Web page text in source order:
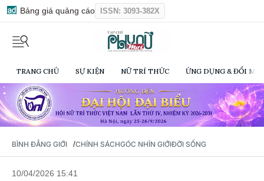
Bảng giá quảng cáo ISSN: 3093-382X
TRANG CHỦ SỰ KIỆN NỮ TRÍ THỨC ỨNG DỤNG & ĐỔI
BÌNH ĐẲNG GIỚI /CHÍNH SÁCHGÓC NHÌN GIỚIĐỜI SỐNG
10/04/2026 15:41